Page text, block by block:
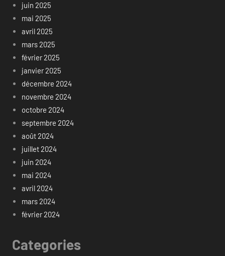
juin 2025
mai 2025
avril 2025
mars 2025
février 2025
janvier 2025
décembre 2024
novembre 2024
octobre 2024
septembre 2024
août 2024
juillet 2024
juin 2024
mai 2024
avril 2024
mars 2024
février 2024
Categories